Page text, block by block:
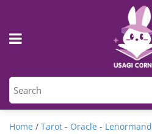
Home / Tarot - Oracle - Lenormand